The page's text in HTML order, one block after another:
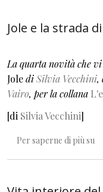
Jole e la strada
La quarta novità che
JolediSilvia Vecchini,
Vairo, per la collana
[di Silvia Vecchini]
Per saperne di più su